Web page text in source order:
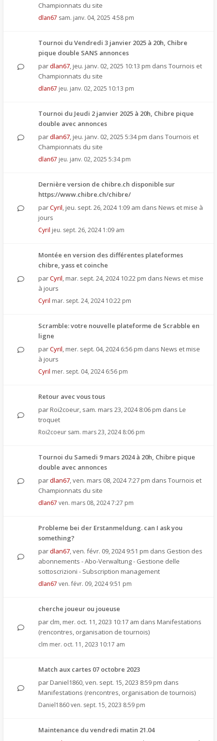
Championnats du site
dlan67 sam. janv. 04, 2025 4:58 pm
Tournoi du Vendredi 3 janvier 2025 à 20h, Chibre
pique double SANS annonces
pardlan67, jeu. janv. 02, 2025 10:13 pm dans Tournois et
Championnats du site
dlan67 jeu. janv. 02, 2025 10:13 pm
Tournoi du Jeudi 2 janvier 2025 à 20h, Chibre pique
double avec annonces
pardlan67, jeu. janv. 02, 2025 5:34 pm dans Tournois et
Championnats du site
dlan67 jeu. janv. 02, 2025 5:34 pm
Dernière version de chibre.ch disponible sur
https://www.chibre.ch/chibre/
parCyril, jeu. sept. 26, 2024 1:09 am dans News et mise à
jours
Cyril jeu. sept. 26, 2024 1:09 am
Montée en version des différentes plateformes
chibre, yass et coinche
parCyril, mar. sept. 24, 2024 10:22 pm dans News et mise
à jours
Cyril mar. sept. 24, 2024 10:22 pm
Scramble: votre nouvelle plateforme de Scrabble en
ligne
parCyril, mer. sept. 04, 2024 6:56 pm dans News et mise
à jours
Cyril mer. sept. 04, 2024 6:56 pm
Retour avec vous tous
par Roi2coeur, sam. mars 23, 2024 8:06 pm dans Le
troquet
Roi2coeur sam. mars 23, 2024 8:06 pm
Tournoi du Samedi 9 mars 2024 à 20h, Chibre pique
double avec annonces
pardlan67,ven. mars 08, 2024 7:27 pm dans Tournois et
Championnats du site
dlan67 ven. mars 08, 2024 7:27 pm
Probleme bei der Erstanmeldung. can I ask you
something?
pardlan67,ven. févr. 09, 2024 9:51 pm dans Gestion des
abonnements - Abo-Verwaltung - Gestione delle
sottoscrizioni - Subscription management
dlan67 ven. févr. 09, 2024 9:51 pm
cherche joueur ou joueuse
par clm, mer. oct. 11, 2023 10:17 am dans Manifestations
(rencontres, organisation de tournois)
clm mer. oct. 11, 2023 10:17 am
Match aux cartes 07 octobre 2023
par Daniel1860,ven. sept. 15, 2023 8:59 pm dans
Manifestations (rencontres, organisation de tournois)
Daniel1860ven. sept. 15, 2023 8:59 pm
Maintenance du vendredi matin 21.04